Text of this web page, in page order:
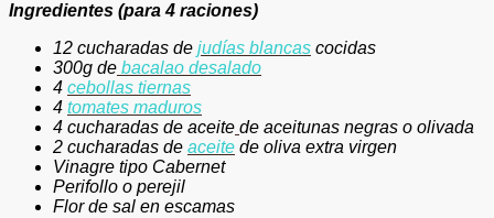
Ingredientes (para 4 raciones)
12 cucharadas de judías blancas cocidas
300g de bacalao desalado
4 cebollas tiernas
4 tomates maduros
4 cucharadas de aceite de aceitunas negras o olivada
2 cucharadas de aceite de oliva extra virgen
Vinagre tipo Cabernet
Perifollo o perejil
Flor de sal en escamas